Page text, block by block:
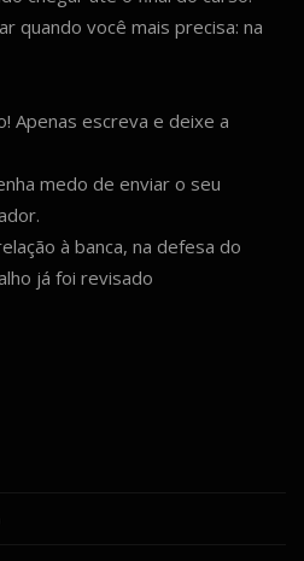
quando você mais precisa: na
Apenas escreva e deixe a
medo de enviar o seu
à banca, na defesa do
já foi revisado